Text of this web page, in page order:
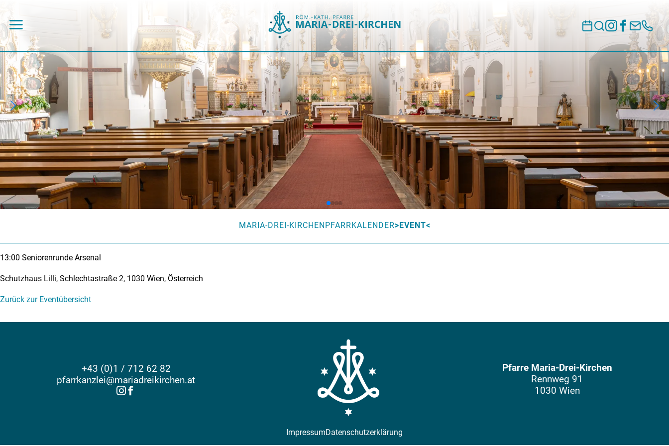
MARIA-DREI-KIRCHENPFARRKALENDER EVENT
13:00 Seniorenrunde Arsenal
Schutzhaus Lilli, Schlechtastraße 2, 1030 Wien, Österreich
Zurück zur Eventübersicht
+43 (0)1 / 712 62 82
pfarrkanzlei@mariadreikirchen.at
Pfarre Maria-Drei-Kirchen
Rennweg 91
1030 Wien
ImpressumDatenschutzerklärung